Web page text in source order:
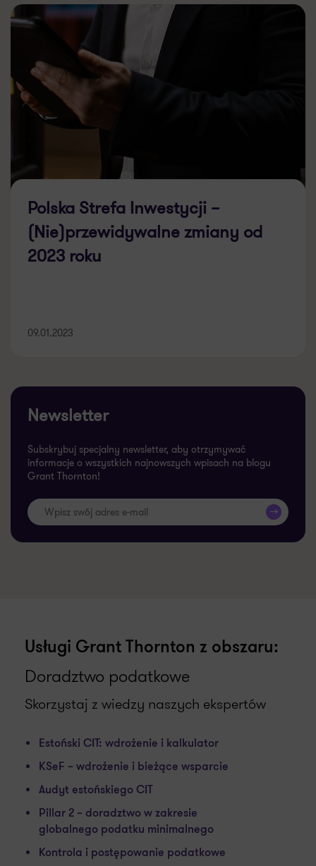
Polska Strefa Inwestycji –
(Nie)przewidywalne zmiany od
2023 roku
09.01.2023
Newsletter
Subskrybuj specjalny newsletter, aby otrzymywać
informacje o wszystkich najnowszych wpisach na blogu
Grant Thornton!
>>
Usługi Grant Thornton z obszaru:
Doradztwo podatkowe
Skorzystaj z wiedzy naszych ekspertów
Estoński CIT: wdrożenie i kalkulator
KSeF – wdrożenie i bieżące wsparcie
Audyt estońskiego CIT
Pillar 2 – doradztwo w zakresie
globalnego podatku minimalnego
Kontrola i postępowanie podatkowe